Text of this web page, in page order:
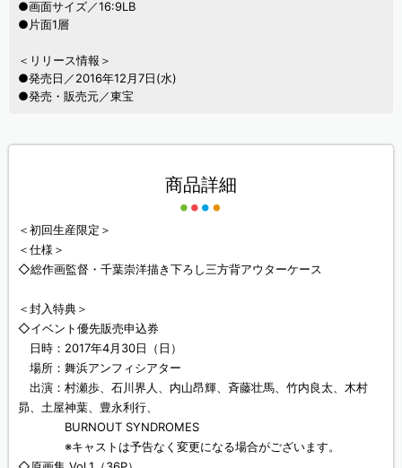
●画面サイズ／16:9LB
●片面1層
＜リリース情報＞
●発売日／2016年12月7日(水)
●発売・販売元／東宝
商品詳細
＜初回生産限定＞
＜仕様＞
◇総作画監督・千葉崇洋描き下ろし三方背アウターケース
＜封入特典＞
◇イベント優先販売申込券
日時：2017年4月30日（日）
場所：舞浜アンフィシアター
出演：村瀬歩、石川界人、内山昂輝、斉藤壮馬、竹内良太、木村
昴、土屋神葉、豊永利行、
BURNOUT SYNDROMES
※キャストは予告なく変更になる場合がございます。